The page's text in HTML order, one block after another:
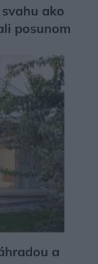
ako
posunom
a